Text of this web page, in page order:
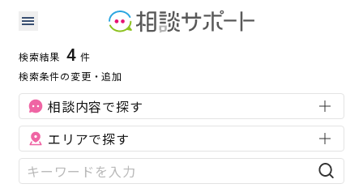
長野県の刑事事件に強い専門家の検索結果
刑事事件
検索結果 4 件
検索条件の変更・追加
相談内容で探す
エリアで探す